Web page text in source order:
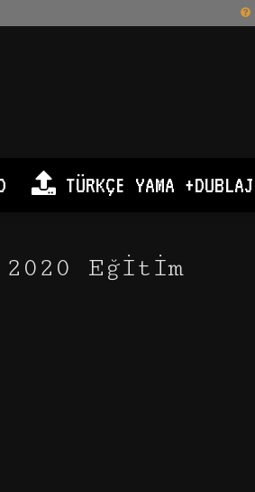
TÜRKÇE YAMA +DUBLAJ
Eğitim